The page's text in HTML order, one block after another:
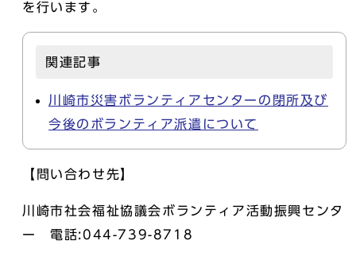
を行います。
関連記事
川崎市災害ボランティアセンターの閉所及び
今後のボランティア派遣について
【問い合わせ先】
川崎市社会福祉協議会ボランティア活動振興センタ
ー 電話:044-739-8718